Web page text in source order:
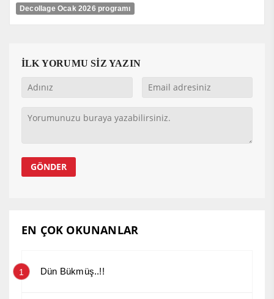
Decollage Ocak 2026 programı
İLK YORUMU SİZ YAZIN
EN ÇOK OKUNANLAR
1 Dün Bükmüş..!!